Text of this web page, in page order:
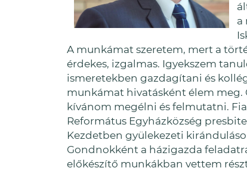
a
A munkámat szeretem, mert a
érdekes, izgalmas. Igyekszem
ismeretekben gazdagítani és
munkámat hivatásként élem meg.
kívánom megélni és felmutatni.
Református Egyházközség
Kezdetben gyülekezeti
Gondnokként a házigazda
előkészítő munkákban vettem